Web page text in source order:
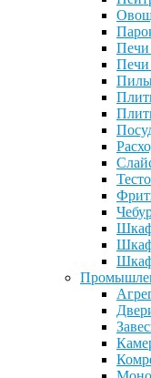
Печи
Пилы